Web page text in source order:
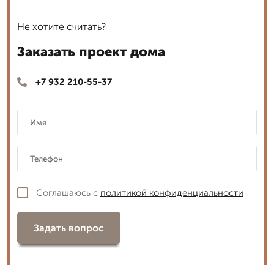
Не хотите считать?
Заказать проект дома
+7 932 210-55-37
Соглашаюсь с политикой конфиденциальности
Задать вопрос